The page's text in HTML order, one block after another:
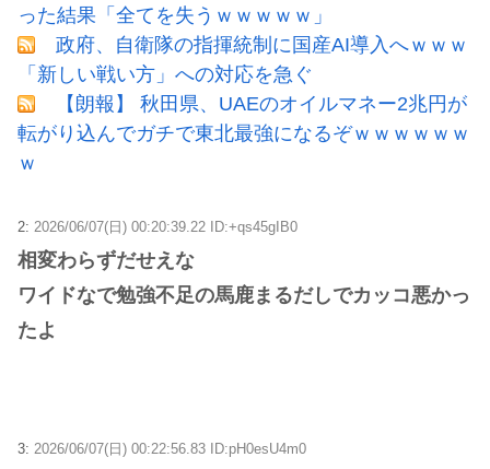
った結果「全てを失うｗｗｗｗｗ」
政府、自衛隊の指揮統制に国産AI導入へｗｗｗ
「新しい戦い方」への対応を急ぐ
【朗報】 秋田県、UAEのオイルマネー2兆円が
転がり込んでガチで東北最強になるぞｗｗｗｗｗｗ
ｗ
2: 2026/06/07(日) 00:20:39.22 ID:+qs45gIB0
相変わらずだせえな
ワイドなで勉強不足の馬鹿まるだしでカッコ悪かっ
たよ
3: 2026/06/07(日) 00:22:56.83 ID:pH0esU4m0